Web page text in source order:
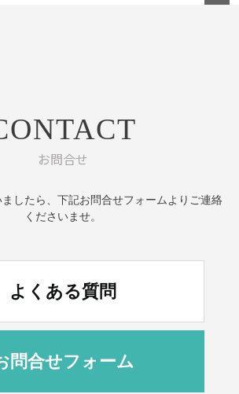
お問合せ
したら、 下記お問合せフォームよりご連絡
くださいませ。
よくある質問
問合せフォーム